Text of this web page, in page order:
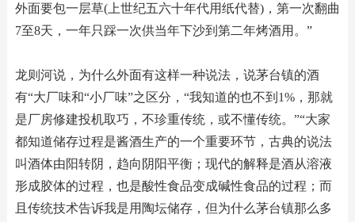
外面要包一层草(上世纪五六十年代用纸代替)，第一次翻曲
7至8天，一年只踩一次供当年下沙到第二年烤酒用。”
龙则河说，为什么外面有这样一种说法，说茅台镇的酒
有“大厂味和“小厂味”之区分，“我知道的也不到1%，那就
是厂房修建投机取巧，不珍重传统，或不懂传统。”“大家
都知道储存过程是酱酒生产的一个重要环节，古典的说法
叫酒体由阳转阴，趋向阴阳平衡；现代的解释是酒从溶液
形成胶体的过程，也是酸性食品变成碱性食品的过程；而
且传统技术告诉我是用陶坛储存，但为什么茅台镇那么多